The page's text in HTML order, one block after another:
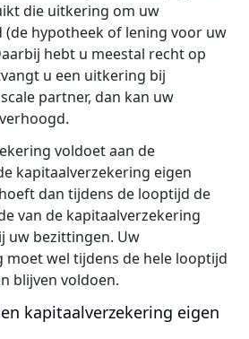
die uitkering om uw
(de hypotheek of lening voor uw
hebt u meestal recht op
u een uitkering bij
partner, dan kan uw
voldoet aan de
kapitaalverzekering eigen
dan tijdens de looptijd de
van de kapitaalverzekering
uw bezittingen. Uw
moet wel tijdens de hele looptijd
blijven voldoen.
kapitaalverzekering eigen